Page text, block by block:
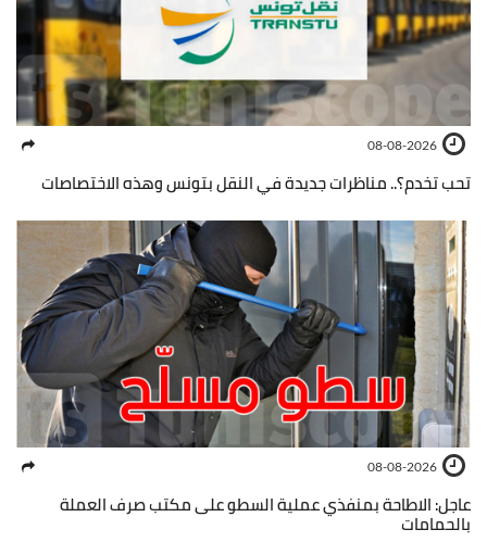
08-08-2026
تحب تخدم؟.. مناظرات جديدة في النقل بتونس وهذه الاختصاصات
08-08-2026
عاجل: الاطاحة بمنفذي عملية السطو على مكتب صرف العملة
بالحمامات